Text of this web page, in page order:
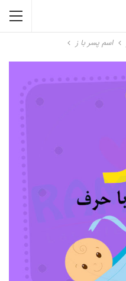
اسم پسر با ز